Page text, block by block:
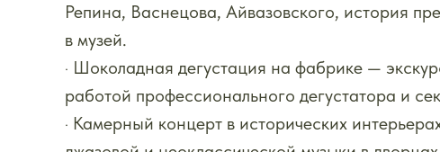
Репина, Васнецова, Айвазовского, история
в музей.
· Шоколадная дегустация на фабрике —
работой профессионального дегустатора и
· Камерный концерт в исторических